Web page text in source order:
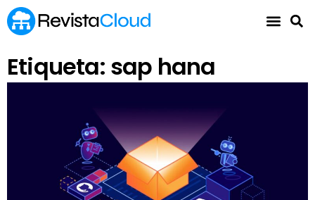
Etiqueta: sap hana